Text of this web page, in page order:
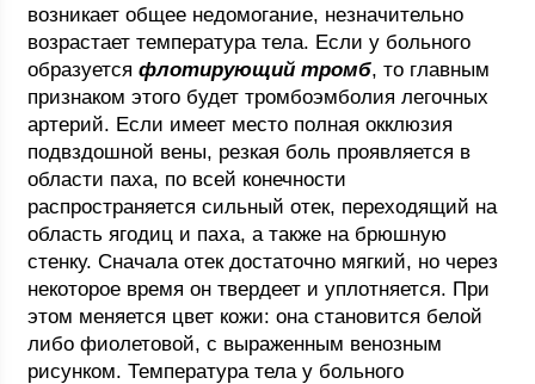
возникает общее недомогание, незначительно
возрастает температура тела. Если у больного
образуетсяфлотирующий тромб, то главным
признаком этого будет тромбоэмболия легочных
артерий. Если имеет место полная окклюзия
подвздошной вены, резкая боль проявляется в
области паха, по всей конечности
распространяется сильный отек, переходящий на
область ягодиц и паха, а также на брюшную
стенку. Сначала отек достаточно мягкий, но через
некоторое время он твердеет и уплотняется. При
этом меняется цвет кожи: она становится белой
либо фиолетовой, с выраженным венозным
рисунком. Температура тела у больного